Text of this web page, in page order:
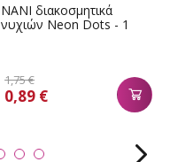
NANI διακοσμητικά
νυχιών Neon Dots - 1
1,75 €
0,89 €